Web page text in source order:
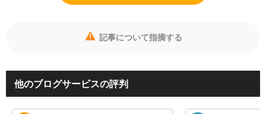
記事について指摘する
他のブログサービスの評判